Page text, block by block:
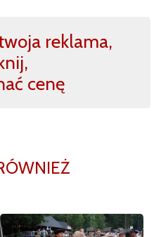
reklama,
cenę